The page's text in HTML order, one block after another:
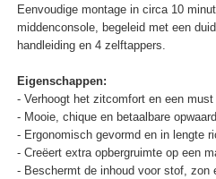
Eenvoudige montage in circa 10
middenconsole, begeleid met een
handleiding en 4 zelftappers.
Eigenschappen:
- Verhoogt het zitcomfort en een
- Mooie, chique en betaalbare
- Ergonomisch gevormd en in lengte
- Creëert extra opbergruimte op een
- Beschermt de inhoud voor stof, zon